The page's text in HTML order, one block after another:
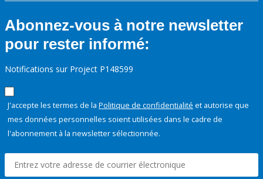
Abonnez-vous à notre newsletter
pour rester informé:
Notifications sur Project P148599
J'accepte les termes de la Politique de confidentialité et autorise que
mes données personnelles soient utilisées dans le cadre de
l'abonnement à la newsletter sélectionnée.